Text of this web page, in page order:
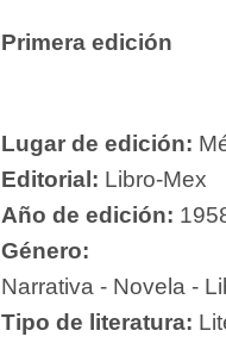
Primera edición
Lugar de edición:
Editorial: Libro-Mex
Año de edición:
Género:
Narrativa - Novela -
Tipo de literatura: